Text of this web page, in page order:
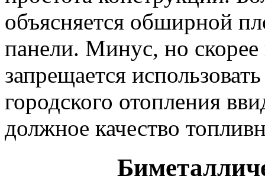
объясняется обширной
панели. Минус, но скорее
запрещается
городского отопления
должное качество